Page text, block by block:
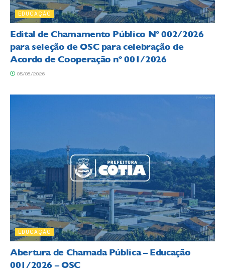
EDUCAÇÃO
Edital de Chamamento Público Nº 002/2026
para seleção de OSC para celebração de
Acordo de Cooperação nº 001/2026
05/08/2026
EDUCAÇÃO
Abertura de Chamada Pública – Educação
001/2026 – OSC